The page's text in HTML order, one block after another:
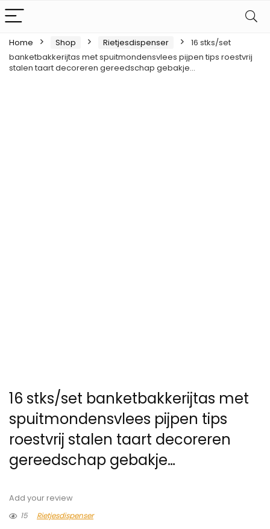
Home Shop Rietjesdispenser
16 stks/set
banketbakkerijtas met spuitmondensvlees pijpen tips roestvrij
stalen taart decoreren gereedschap gebakje…
16 stks/set banketbakkerijtas met
spuitmondensvlees pijpen tips
roestvrij stalen taart decoreren
gereedschap gebakje…
Add your review
15
Rietjesdispenser